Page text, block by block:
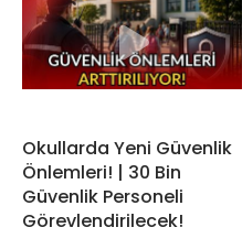
Okullarda Yeni Güvenlik
Önlemleri! | 30 Bin
Güvenlik Personeli
Görevlendirilecek!